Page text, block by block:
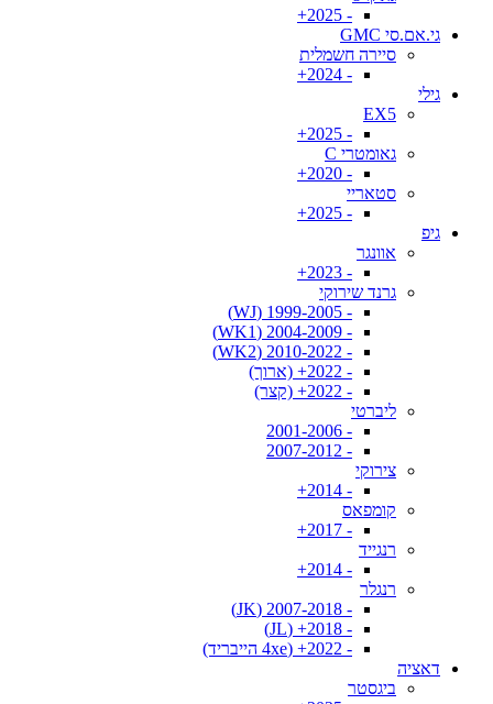
- 2025+
גי.אם.סי GMC
סיירה חשמלית
- 2024+
גילי
EX5
- 2025+
גאומטרי C
- 2020+
סטאריי
- 2025+
גיפ
אוונגר
- 2023+
גרנד שירוקי
- 1999-2005 (WJ)
- 2004-2009 (WK1)
- 2010-2022 (WK2)
- 2022+ (ארוך)
- 2022+ (קצר)
ליברטי
- 2001-2006
- 2007-2012
צירוקי
- 2014+
קומפאס
- 2017+
רנגייד
- 2014+
רנגלר
- 2007-2018 (JK)
- 2018+ (JL)
- 2022+ (4xe הייבריד)
דאציה
ביגסטר